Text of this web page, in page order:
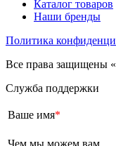
Каталог товаров
Наши бренды
Политика
Все права защищены
Служба поддержки
Ваше имя*